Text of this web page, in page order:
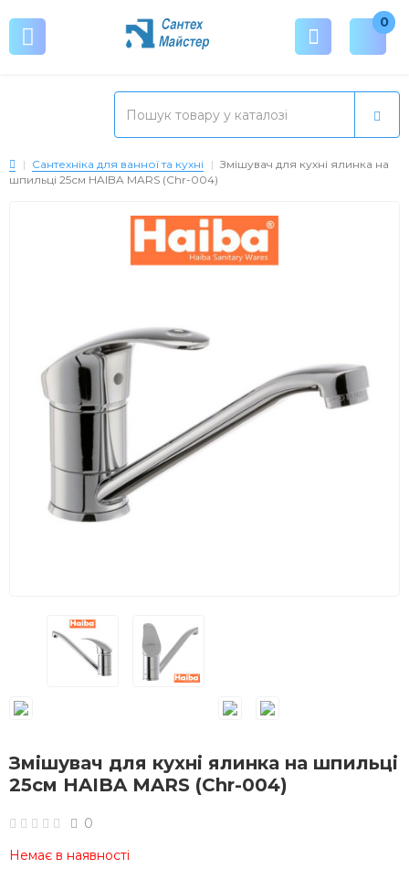
0
Сантехніка для ванної та кухні
Змішувач для кухні ялинка на
шпильці 25см HAIBA MARS (Chr-004)
Змішувач для кухні ялинка на шпильці
25см HAIBA MARS (Chr-004)
0
Немає в наявності